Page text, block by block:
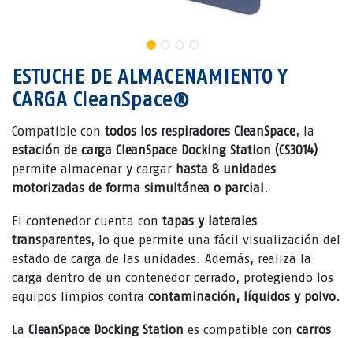
ESTUCHE DE ALMACENAMIENTO Y
CARGA CleanSpace®
Compatible con todos los respiradores CleanSpace, la
estación de carga CleanSpace Docking Station (CS3014)
permite almacenar y cargar hasta 8 unidades
motorizadas de forma simultánea o parcial.
El contenedor cuenta con tapas y laterales
transparentes, lo que permite una fácil visualización del
estado de carga de las unidades. Además, realiza la
carga dentro de un contenedor cerrado, protegiendo los
equipos limpios contra contaminación, líquidos y polvo.
La CleanSpace Docking Station es compatible con carros